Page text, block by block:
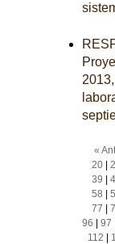
«
20|
39
58
77
96
97
112